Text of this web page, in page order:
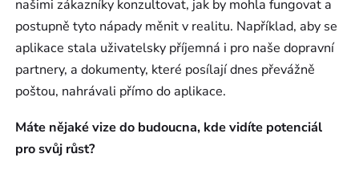
našimi zákazníky konzultovat, jak by mohla fungovat a
postupně tyto nápady měnit v realitu. Například, aby se
aplikace stala uživatelsky příjemná i pro naše dopravní
partnery, a dokumenty, které posílají dnes převážně
poštou, nahrávali přímo do aplikace.
Máte nějaké vize do budoucna, kde vidíte potenciál
pro svůj růst?